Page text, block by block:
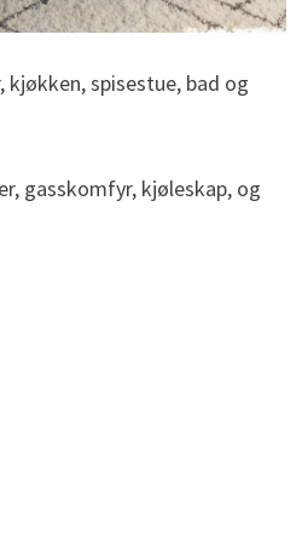
spisestue, bad og
gasskomfyr, kjøleskap, og